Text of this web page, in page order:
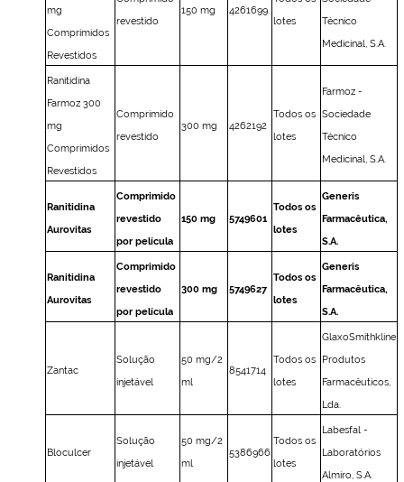
mg
Comprimidos
Revestidos
revestido
150 mg 4261699
lotes Técnico
Medicinal, S.A.
Ranitidina
Farmoz 300
mg
Comprimidos
Revestidos
Comprimido
revestido
300 mg 4262192
Todos os
lotes
Farmoz -
Sociedade
Técnico
Medicinal, S.A.
Ranitidina
Aurovitas
Comprimido
revestido
por película
150 mg 5749601
Todos os
lotes
Generis
Farmacêutica,
S.A.
Ranitidina
Aurovitas
Comprimido
revestido
por película
300 mg 5749627
Todos os
lotes
Generis
Farmacêutica,
S.A.
Zantac
Solução
injetável
50 mg/2
ml
8541714
Todos os
lotes
GlaxoSmithkline
Produtos
Farmacêuticos,
Lda.
Bloculcer
Solução
injetável
50 mg/2
ml
5386966
Todos os
lotes
Labesfal -
Laboratórios
Almiro, S.A.